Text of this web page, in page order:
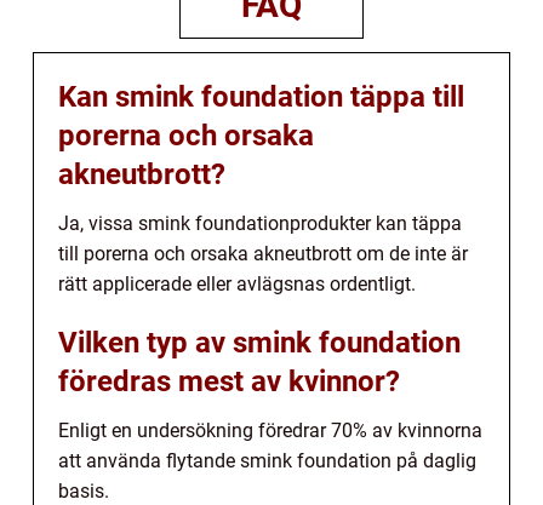
Kan smink foundation täppa till
porerna och orsaka
akneutbrott?
Ja, vissa smink foundationprodukter kan täppa
till porerna och orsaka akneutbrott om de inte är
rätt applicerade eller avlägsnas ordentligt.
Vilken typ av smink foundation
föredras mest av kvinnor?
Enligt en undersökning föredrar 70% av kvinnorna
att använda flytande smink foundation på daglig
basis.